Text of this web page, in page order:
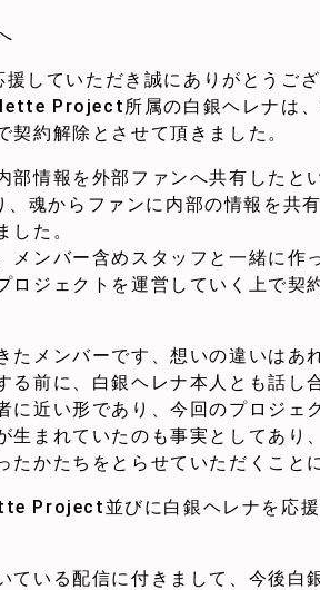
ていただき誠にありがとうござ
Project所属の白銀ヘレナは
約解除とさせて頂きました。
部情報を外部ファンへ共有したと
魂からファンに内部の情報を共
した。
メンバー含めスタッフと一緒に作
ロジェクトを運営していく上で契
たメンバーです、想いの違いはあ
る前に、白銀ヘレナ本人とも話し
に近い形であり、今回のプロジェ
生まれていたのも事実としてあり
たかたちをとらせていただくこと
Project並びに白銀ヘレナを応
ている配信に付きまして、今後白